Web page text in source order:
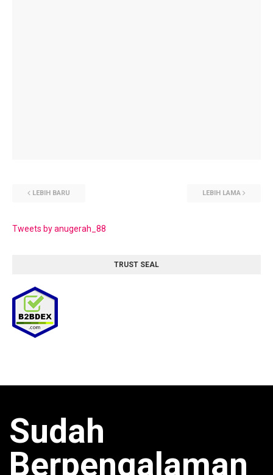
LEBIH BARU LEBIH LAMA
Tweets by anugerah_88
TRUST SEAL
Sudah
Berpengalaman